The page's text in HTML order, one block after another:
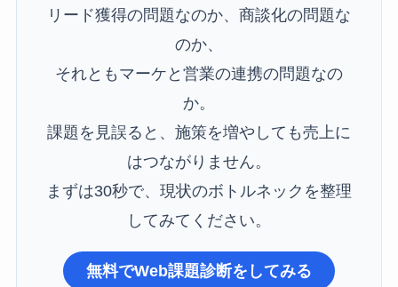
リード獲得の問題なのか、商談化の問題な
のか、
それともマーケと営業の連携の問題なの
か。
課題を見誤ると、施策を増やしても売上に
はつながりません。
まずは30秒で、現状のボトルネックを整理
してみてください。
無料でWeb課題診断をしてみる